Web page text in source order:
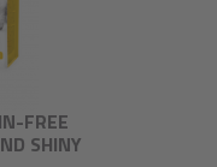
FREE
SHINY